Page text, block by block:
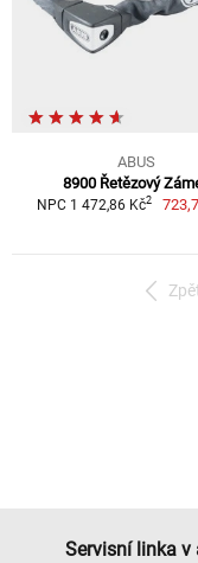
ABUS
8900 Řetězový
NPC 1 472,86 Kč2
Servisní linka v